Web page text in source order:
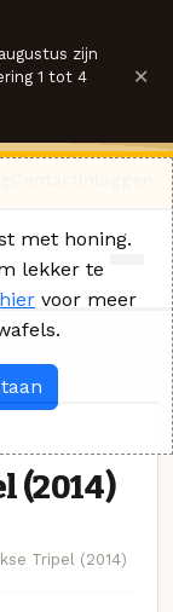
zijn
1 tot 4
×
(2014)
Tripel (2014)
met honing.
lekker te
voor meer